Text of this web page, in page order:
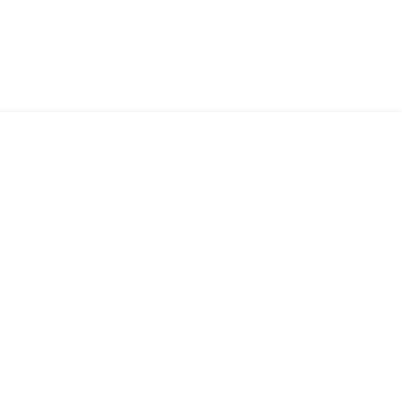
In Deutschland ist die BNP Paribas Gruppe seit 1947
Unternehmen und institutionelle Kunden